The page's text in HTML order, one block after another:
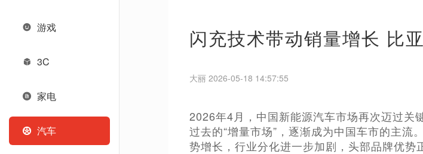
游戏
3C
家电
汽车
闪充技术带动销量增长 比
大丽 2026-05-18 14:57:55
2026年4月，中国新能源汽车市场再次迈过关
过去的“增量市场”，逐渐成为中国车市的主
势增长，行业分化进一步加剧，头部品牌优势